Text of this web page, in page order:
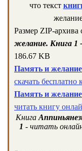
что текст
Размер ZIP-архива
желание. Книга 1
186.67 KB
Память и
скачать бесплатно
Память и
читать книгу
Книга
1 - читать